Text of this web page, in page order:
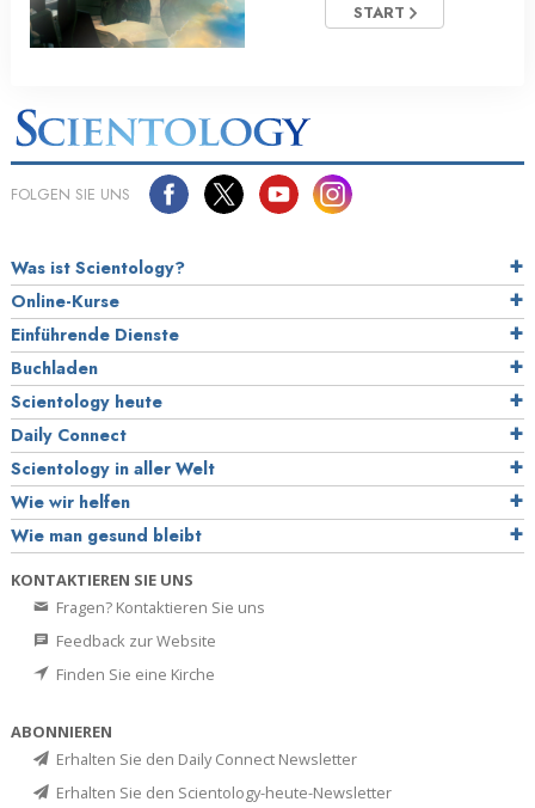
START
FOLGEN SIE UNS
Was ist Scientology?
Online-Kurse
Einführende Dienste
Buchladen
Scientology heute
Daily Connect
Scientology in aller Welt
Wie wir helfen
Wie man gesund bleibt
KONTAKTIEREN SIE UNS
Fragen? Kontaktieren Sie uns
Feedback zur Website
Finden Sie eine Kirche
ABONNIEREN
Erhalten Sie den Daily Connect Newsletter
Erhalten Sie den Scientology-heute-Newsletter